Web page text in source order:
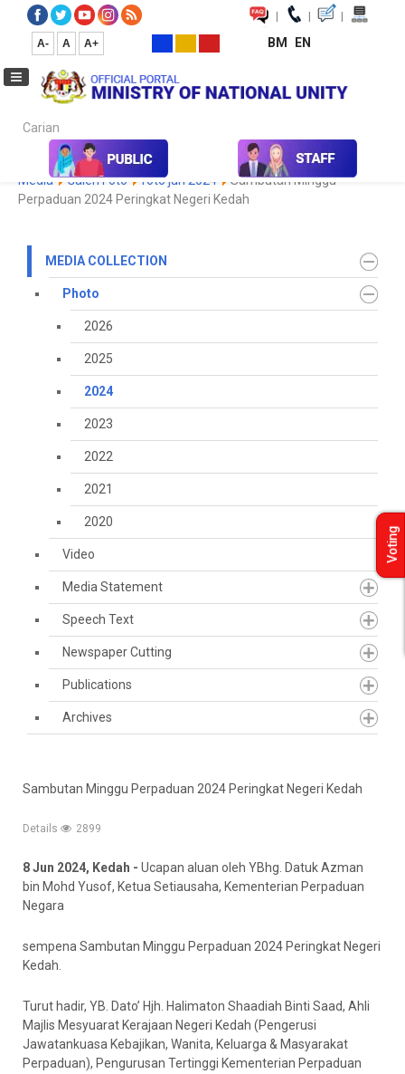
| | |
A- A A+ BM EN
Carian...
Media Media Collection Photo 2024
Koleksi
Media
Galeri Foto foto jun 2024
Sambutan Minggu
Perpaduan 2024 Peringkat Negeri Kedah
MEDIA COLLECTION
Photo
2026
2025
2024
2023
2022
2021
2020
Video
Media Statement
Speech Text
Newspaper Cutting
Publications
Archives
Sambutan Minggu Perpaduan 2024 Peringkat Negeri Kedah
Details 2899
8 Jun 2024, Kedah - Ucapan aluan oleh YBhg. Datuk Azman
bin Mohd Yusof, Ketua Setiausaha, Kementerian Perpaduan
Negara
sempena Sambutan Minggu Perpaduan 2024 Peringkat Negeri
Kedah.
Turut hadir, YB. Dato’ Hjh. Halimaton Shaadiah Binti Saad, Ahli
Majlis Mesyuarat Kerajaan Negeri Kedah (Pengerusi
Jawatankuasa Kebajikan, Wanita, Keluarga & Masyarakat
Perpaduan), Pengurusan Tertinggi Kementerian Perpaduan
Voting